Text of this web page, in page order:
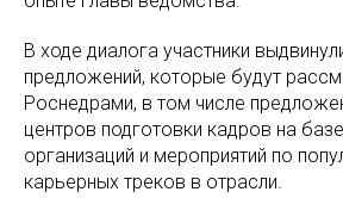
В ходе диалога участники
предложений, которые будут
Роснедрами, в том числе
центров подготовки кадров на
организаций и мероприятий по
карьерных треков в отрасли.